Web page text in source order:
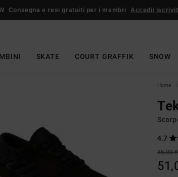
Consegna e resi gratuiti per i membri Accedi/
SKATE COURT GRAFFIK SNOW
Home
4.7
85,00 €